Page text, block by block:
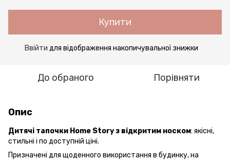
Купити
Ввійти для відображення накопичувальної знижки
До обраного Порівняти
Опис
Дитячі тапочки Home Story з відкритим носком: якісні,
стильні і по доступній ціні.
Призначені для щоденного використання в будинку, на